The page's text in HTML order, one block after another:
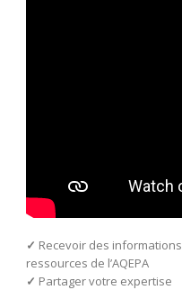
✓ Recevoir des
ressources de l’AQEPA
✓ Partager votre expertise